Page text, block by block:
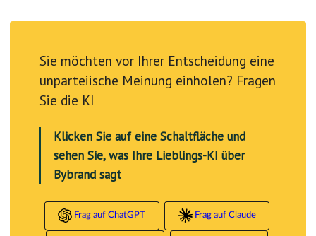
Sie möchten vor Ihrer Entscheidung eine
unparteiische Meinung einholen? Fragen
Sie die KI
Klicken Sie auf eine Schaltfläche und
sehen Sie, was Ihre Lieblings-KI über
Bybrand sagt
Frag auf ChatGPT Frag auf Claude